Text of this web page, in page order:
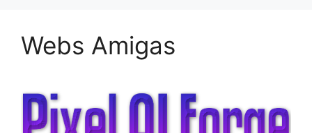
Webs Amigas